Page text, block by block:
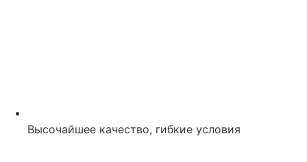
Высочайшее качество, гибкие условия